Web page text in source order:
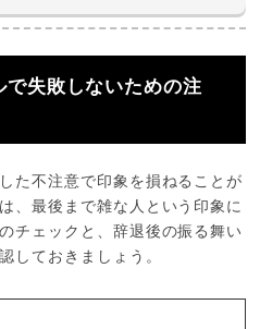
失敗しないための注
た不注意で印象を損ねることが
、最後まで雑な人という印象に
チェックと、辞退後の振る舞い
しておきましょう。